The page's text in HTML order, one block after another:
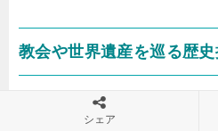
教会や世界遺産を巡る歴
長崎旅行を2泊3日で満喫する
シェア